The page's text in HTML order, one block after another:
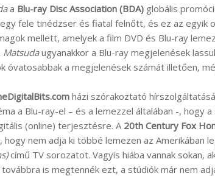
a Blu-ray Disc Association (BDA) globális
fele tinédzser és fiatal felnőtt, és ez az egyik
mellett, amelyek a film DVD és Blu-ray
Matsudaugyanakkor a Blu-ray megjelenések
óvatosabbak a megjelenések számát illetően,
házi szórakoztató
a Blu-ray-el – és a lemezzel általában -, hogy
(online) terjesztésre. A 20th Century Fox
nem adja ki többé lemezen az Amerikában
című TV sorozatot. Vagyis hiába vannak sokan,
is megtennék ezt, a stúdiók már nem